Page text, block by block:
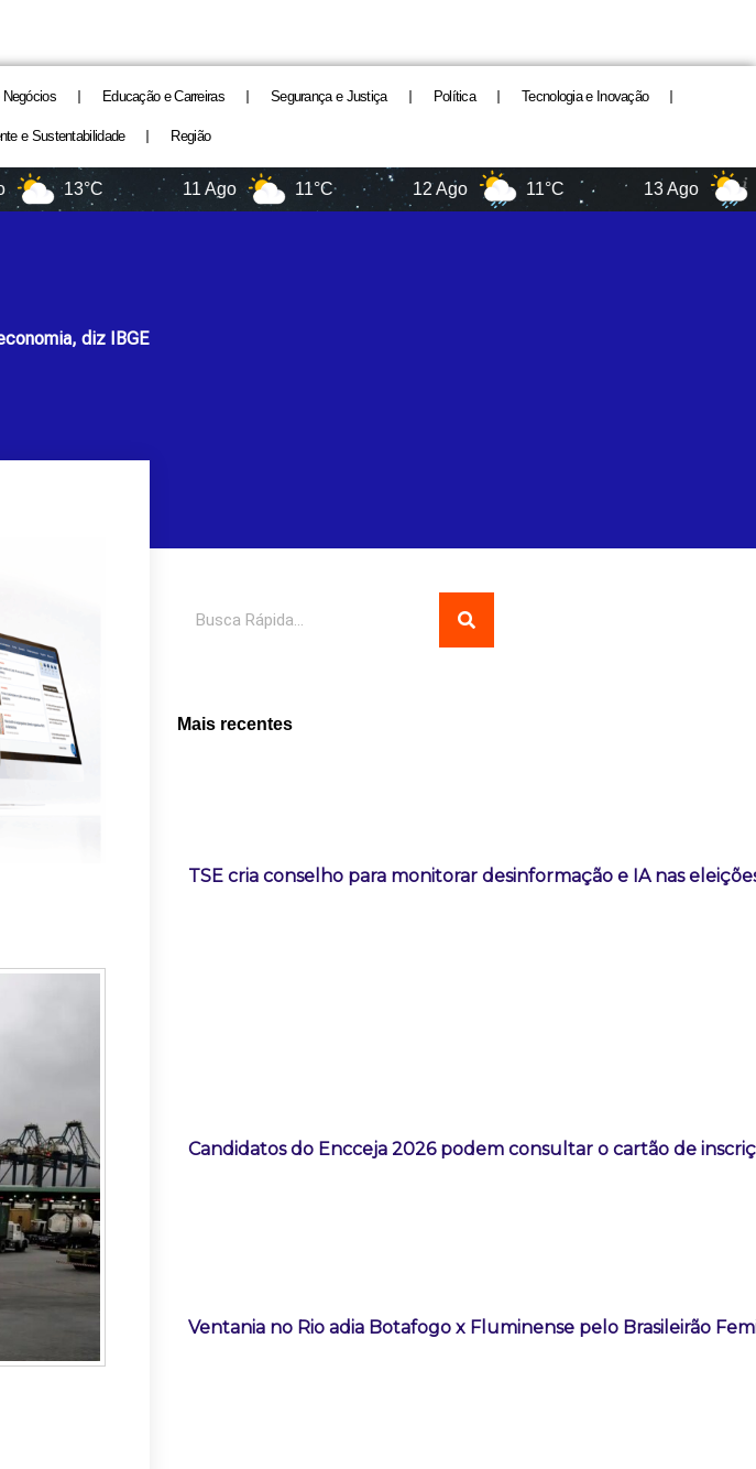
Educação e Carreiras Segurança e Justiça Política Tecnologia e Inovação
e Sustentabilidade Região
11 Ago 11°C 12 Ago 11°C 13 Ago 13°C
diz IBGE
Mais recentes
TSE cria conselho para monitorar desinformação e IA nas
Candidatos do Encceja 2026 podem consultar o cartão de
Ventania no Rio adia Botafogo x Fluminense pelo Brasileirão